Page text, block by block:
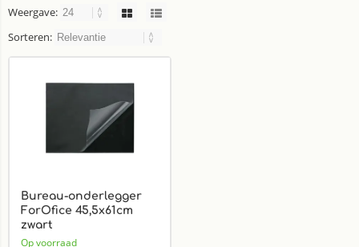
Weergave:
Sorteren:
Bureau-onderlegger
ForOfice 45,5x61cm
zwart
Op voorraad